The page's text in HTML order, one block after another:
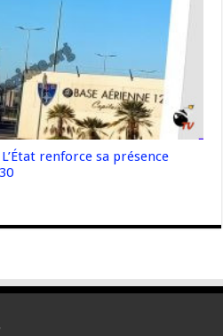
renforce sa présence